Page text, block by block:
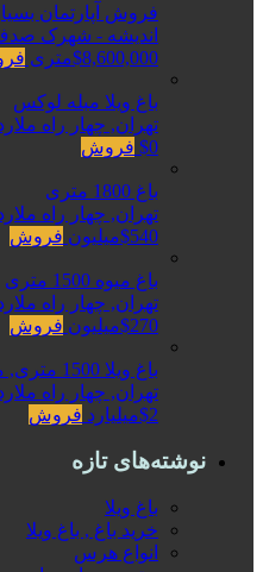
فروش آپارتمان بسیار
اندیشه - شهرک
$8,600,000متری
باغ ویلا مبله لوکس
تهران, چهار راه
$0 فروش
باغ 1800 متری
تهران, چهار راه
$540میلیون
فروش
باغ میوه 1500 متری
تهران, چهار راه
$270میلیون
فروش
باغ ویلا 1500 متری, مبله شیک
تهران, چهار راه
$2میلیارد
فروش
نوشته‌های تازه
باغ ویلا
خرید باغ , باغ ویلا
انواع هرس